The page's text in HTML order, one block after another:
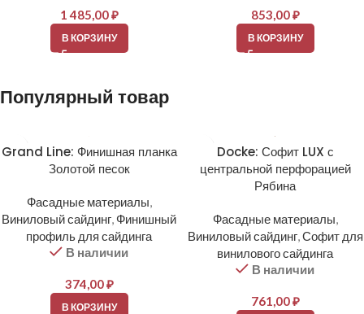
1 485,00₽
В КОРЗИНУ
853,00₽
В КОРЗИНУ
Популярный товар
Grand Line: Финишная планка
Золотой песок
Фасадные материалы,
Виниловый сайдинг, Финишный
профиль для сайдинга
В наличии
374,00₽
В КОРЗИНУ
Docke: Софит LUX с
центральной перфорацией
Рябина
Фасадные материалы,
Виниловый сайдинг,Софит для
винилового сайдинга
В наличии
761,00₽